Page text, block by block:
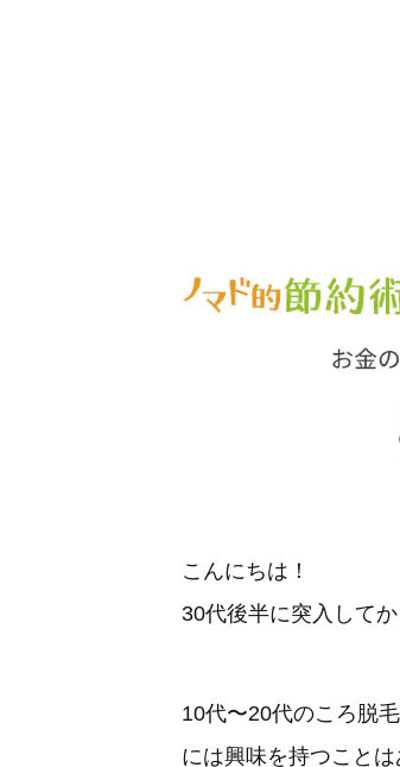
こんにちは！
30代後半に突入して
10代〜20代のころ脱
には興味を持つことは